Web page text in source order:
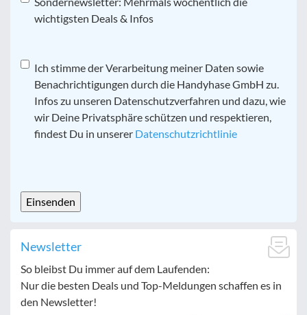
wichtigsten Deals & Infos
Datenschutz*
Ich stimme der Verarbeitung meiner Daten sowie
Benachrichtigungen durch die Handyhase GmbH zu.
Infos zu unseren Datenschutzverfahren und dazu, wie
wir Deine Privatsphäre schützen und respektieren,
findest Du in unserer Datenschutzrichtlinie
Newsletter
So bleibst Du immer auf dem Laufenden:
Nur die besten Deals und Top-Meldungen schaffen es in
den Newsletter!